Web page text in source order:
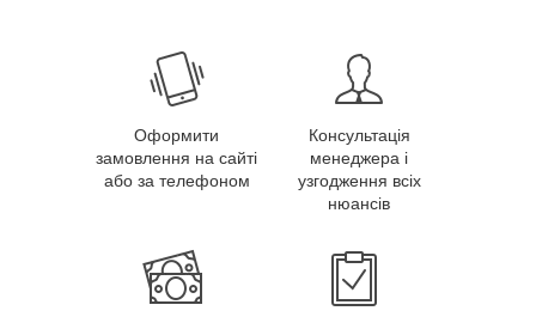
Оформити
замовлення на сайті
або за телефоном
Консультація
менеджера і
узгодження всіх
нюансів